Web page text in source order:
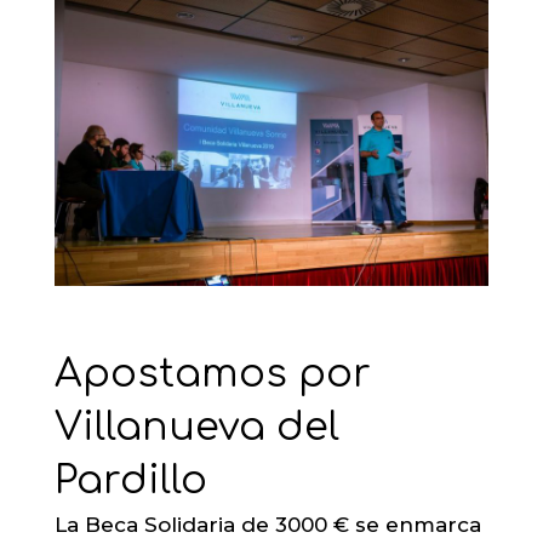
Apostamos por
Villanueva del
Pardillo
La Beca Solidaria de 3000 € se enmarca